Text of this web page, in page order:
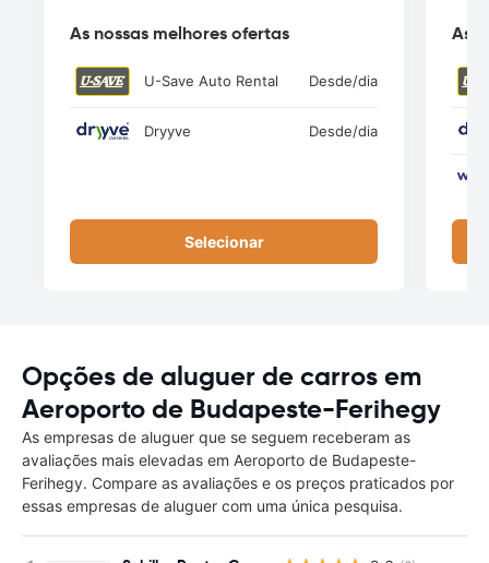
As nossas melhores ofertas
U-Save Auto Rental Desde/dia
Dryyve Desde/dia
Selecionar
As
Opções de aluguer de carros em
Aeroporto de Budapeste-Ferihegy
As empresas de aluguer que se seguem receberam as
avaliações mais elevadas em Aeroporto de Budapeste-
Ferihegy. Compare as avaliações e os preços praticados por
essas empresas de aluguer com uma única pesquisa.